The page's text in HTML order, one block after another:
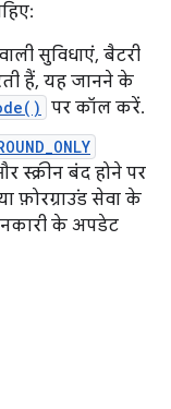
सुविधाएं, बैटरी
हैं, यह जानने के
पर कॉल करें.
स्क्रीन बंद होने पर
फ़ोरग्राउंड सेवा के
के अपडेट